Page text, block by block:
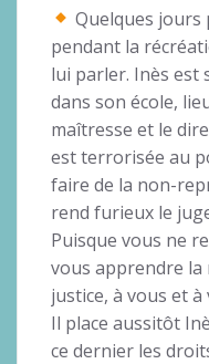
Quelques jours
pendant la
lui parler. Inès est
dans son école,
maîtresse et le
est terrorisée au
faire de la non-
rend furieux le
Puisque vous ne
vous apprendre la
justice, à vous et
Il place aussitôt
ce dernier les